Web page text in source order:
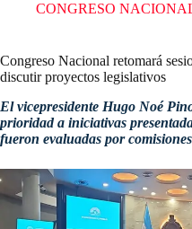
CONGRESO
Congreso Nacional retomará
discutir proyectos legislativos
El vicepresidente Hugo Noé
prioridad a iniciativas
fueron evaluadas por